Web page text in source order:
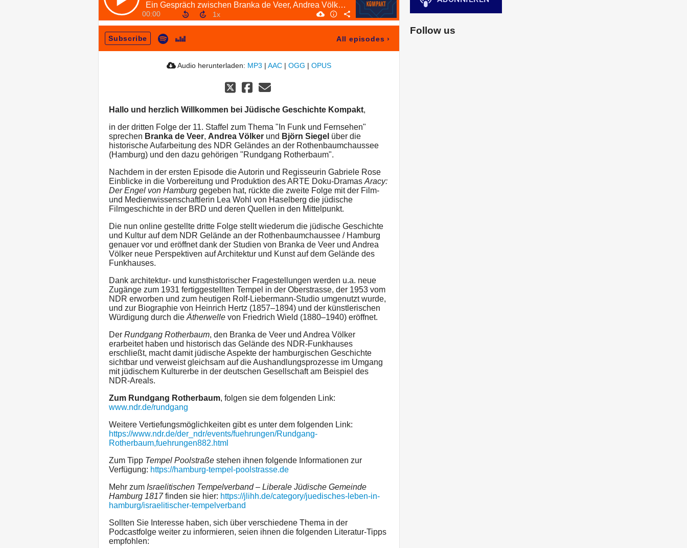
Ein Gespräch zwischen Branka de Veer, Andrea Völker und Björn Siegel
00:00
Subscribe All episodes ›
Audio herunterladen: MP3 | AAC | OGG | OPUS
Hallo und herzlich Willkommen bei Jüdische Geschichte Kompakt,
in der dritten Folge der 11. Staffel zum Thema "In Funk und Fernsehen"
sprechen Branka de Veer, Andrea Völker und Björn Siegel über die
historische Aufarbeitung des NDR Geländes an der Rothenbaumchaussee
(Hamburg) und den dazu gehörigen "Rundgang Rotherbaum".
Nachdem in der ersten Episode die Autorin und Regisseurin Gabriele Rose
Einblicke in die Vorbereitung und Produktion des ARTE Doku-Dramas Aracy:
Der Engel von Hamburg gegeben hat, rückte die zweite Folge mit der Film-
und Medienwissenschaftlerin Lea Wohl von Haselberg die jüdische
Filmgeschichte in der BRD und deren Quellen in den Mittelpunkt.
Die nun online gestellte dritte Folge stellt wiederum die jüdische Geschichte
und Kultur auf dem NDR Gelände an der Rothenbaumchaussee / Hamburg
genauer vor und eröffnet dank der Studien von Branka de Veer und Andrea
Völker neue Perspektiven auf Architektur und Kunst auf dem Gelände des
Funkhauses.
Dank architektur- und kunsthistorischer Fragestellungen werden u.a. neue
Zugänge zum 1931 fertiggestellten Tempel in der Oberstrasse, der 1953 vom
NDR erworben und zum heutigen Rolf-Liebermann-Studio umgenutzt wurde,
und zur Biographie von Heinrich Hertz (1857–1894) und der künstlerischen
Würdigung durch die Ätherwelle von Friedrich Wield (1880–1940) eröffnet.
Der Rundgang Rotherbaum, den Branka de Veer und Andrea Völker
erarbeitet haben und historisch das Gelände des NDR-Funkhauses
erschließt, macht damit jüdische Aspekte der hamburgischen Geschichte
sichtbar und verweist gleichsam auf die Aushandlungsprozesse im Umgang
mit jüdischem Kulturerbe in der deutschen Gesellschaft am Beispiel des
NDR-Areals.
Zum Rundgang Rotherbaum, folgen sie dem folgenden Link:
www.ndr.de/rundgang
Weitere Vertiefungsmöglichkeiten gibt es unter dem folgenden Link:
https://www.ndr.de/der_ndr/events/fuehrungen/Rundgang-
Rotherbaum,fuehrungen882.html
Zum Tipp Tempel Poolstraße stehen ihnen folgende Informationen zur
Verfügung: https://hamburg-tempel-poolstrasse.de
Mehr zum Israelitischen Tempelverband – Liberale Jüdische Gemeinde
Hamburg 1817finden sie hier: https://jlihh.de/category/juedisches-leben-in-
hamburg/israelitischer-tempelverband
Sollten Sie Interesse haben, sich über verschiedene Thema in der
Podcastfolge weiter zu informieren, seien ihnen die folgenden Literatur-Tipps
empfohlen:
Follow us